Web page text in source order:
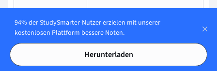
Schimpfwörter z. B.: "Brut", "Lumpen", "Teufel"
Antithesen, die mit "...erst der Krieg schafft Ordnung."1
94% der StudySmarter-Nutzer erzielen mit unserer
kostenlosen Plattform bessere Noten.
Herunterladen